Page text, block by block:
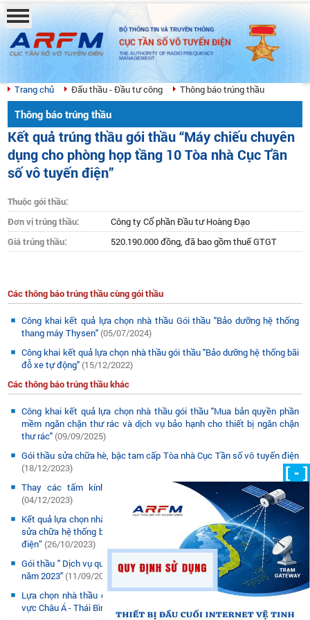
BỘ THÔNG TIN VÀ TRUYỀN THÔNG
CỤC TẦN SỐ VÔ TUYẾN ĐIỆN
THE AUTHORITY OF RADIO FREQUENCY
MANAGEMENT
Trang chủ Đấu thầu - Đầu tư công Thông báo trúng thầu
Thông báo trúng thầu
Kết quả trúng thầu gói thầu “Máy chiếu chuyên
dụng cho phòng họp tầng 10 Tòa nhà Cục Tần
số vô tuyến điện”
Thuộc gói thầu:
Đơn vị trúng thầu:
Công ty Cổ phần Đầu tư Hoàng Đạo
Giá trúng thầu:
520.190.000 đồng, đã bao gồm thuế GTGT
Các thông báo trúng thầu cùng gói thầu
Công khai kết quả lựa chọn nhà thầu Gói thầu "Bảo dưỡng hệ thống
thang máy Thysen" (05/07/2024)
Công khai kết quả lựa chọn nhà thầu gói thầu "Bảo dưỡng hệ thống bãi
đỗ xe tự động" (15/12/2022)
Các thông báo trúng thầu khác
Công khai kết quả lựa chọn nhà thầu gói thầu "Mua bản quyền phần
mềm ngăn chặn thư rác và dịch vụ bảo hạnh cho thiết bị ngăn chặn
thư rác" (09/09/2025)
Gói thầu sửa chữa hè, bậc tam cấp Tòa nhà Cục Tần số vô tuyến điện
(18/12/2023)
Thay các tấm kính vỡ tại Tòa nhà Cục Tần số vô tuyến điện
(04/12/2023)
Kết quả lựa chọn nhà thầu gói thầu “Mua sắm vật tư, linh kiện phục vụ
sửa chữa hệ thống bãi đỗ xe tự động tại tòa nhà Cục Tần số vô tuyến
điện” (26/10/2023)
Gói thầu " Dịch vụ quản lý vận hành Tòa nhà Cục Tần số vô tuyến điện
năm 2023" (11/09/2023)
Lựa chọn nhà thầu gói thầu: "Dịch vụ tổ chức Hội nghị vô tuyến khu
vực Châu Á - Thái Bình Dương lần thứ 31 (AWG-31)
(27/03/2023)
[ - ]